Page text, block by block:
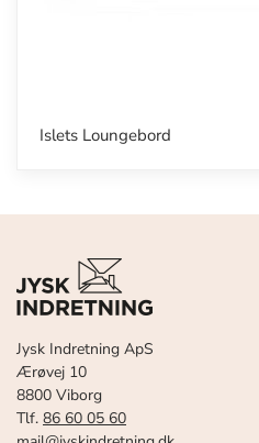
Islets Loungebord
Jysk Indretning ApS
Ærøvej 10
8800 Viborg
Tlf. 86 60 05 60